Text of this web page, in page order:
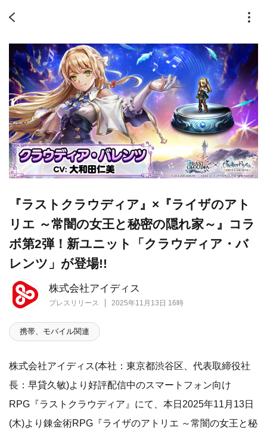
株式会社アイディス
プレスリリース 2025年11月13日 16時
『ラストクラウディア』×『ライザのアト
リエ ～常闇の女王と秘密の隠れ家～』コラ
ボ第2弾！新ユニット「クラウディア・バ
レンツ」が登場!!
携帯、モバイル関連
株式会社アイディス(本社：東京都渋谷区、代表取締役社
長：早貸久敏)より好評配信中のスマートフォン向け
RPG『ラストクラウディア』にて、本日2025年11月13日
(木)より錬金術RPG『ライザのアトリエ ～常闇の女王と秘